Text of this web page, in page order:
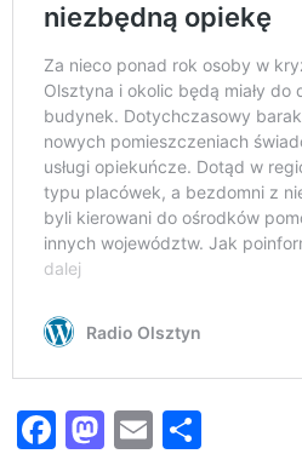
Facebook
Mastodon
Email